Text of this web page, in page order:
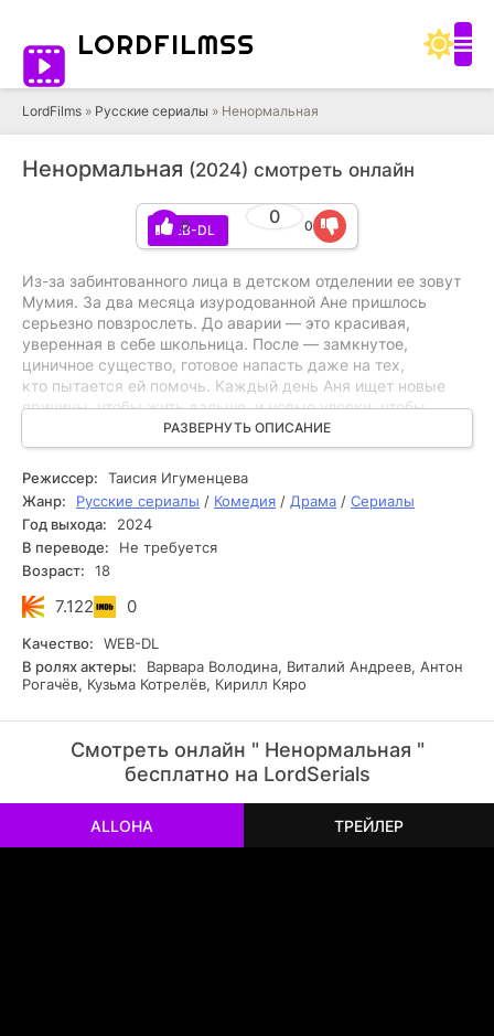
LORDFILMSS
LordFilms » Русские сериалы » Ненормальная
Ненормальная (2024) смотреть онлайн
WEB-DL
0
0 0
Из-за забинтованного лица в детском отделении ее зовут
Мумия. За два месяца изуродованной Ане пришлось
серьезно повзрослеть. До аварии — это красивая,
уверенная в себе школьница. После — замкнутое,
циничное существо, готовое напасть даже на тех,
кто пытается ей помочь. Каждый день Аня ищет новые
причины, чтобы жить дальше, и новые уловки, чтобы
остаться в больнице. Ведь недавно у нее появилась
цель — убить лежащего в коме виновника той самой
аварии, в которой погибли её родители. Для выполнения
своего плана Аня собирает команду пациентов-
неудачников, но в процессе подготовки понимает,
что месть — это не лекарство.
РАЗВЕРНУТЬ ОПИСАНИЕ
Режиссер:
Таисия Игуменцева
Жанр:
Русские сериалы / Комедия / Драма / Сериалы
Год выхода:
2024
В переводе:
Не требуется
Возраст:
18
7.122 0
Качество:
WEB-DL
В ролях актеры:
Варвара Володина, Виталий Андреев, Антон
Рогачёв, Кузьма Котрелёв, Кирилл Кяро
Смотреть онлайн " Ненормальная "
бесплатно на LordSerials
РЕКЛАМА
РЕКЛАМА
РЕКЛАМА
РЕКЛАМА
РЕКЛАМАALLOHA ТРЕЙЛЕР